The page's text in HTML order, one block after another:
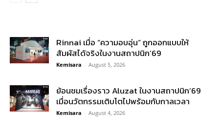
Rinnai เมื่อ “ความอบอุ่น” ถูกออกแบบให้
สัมผัสได้จริงในงานสถาปนิก’69
Kemisara - August 5, 2026
ย้อนชมเรื่องราว Aluzat ในงานสถาปนิก’69
เมื่อนวัตกรรมเติบโตไปพร้อมกับกาลเวลา
Kemisara - August 4, 2026